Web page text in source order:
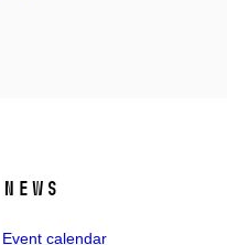
News
Event calendar